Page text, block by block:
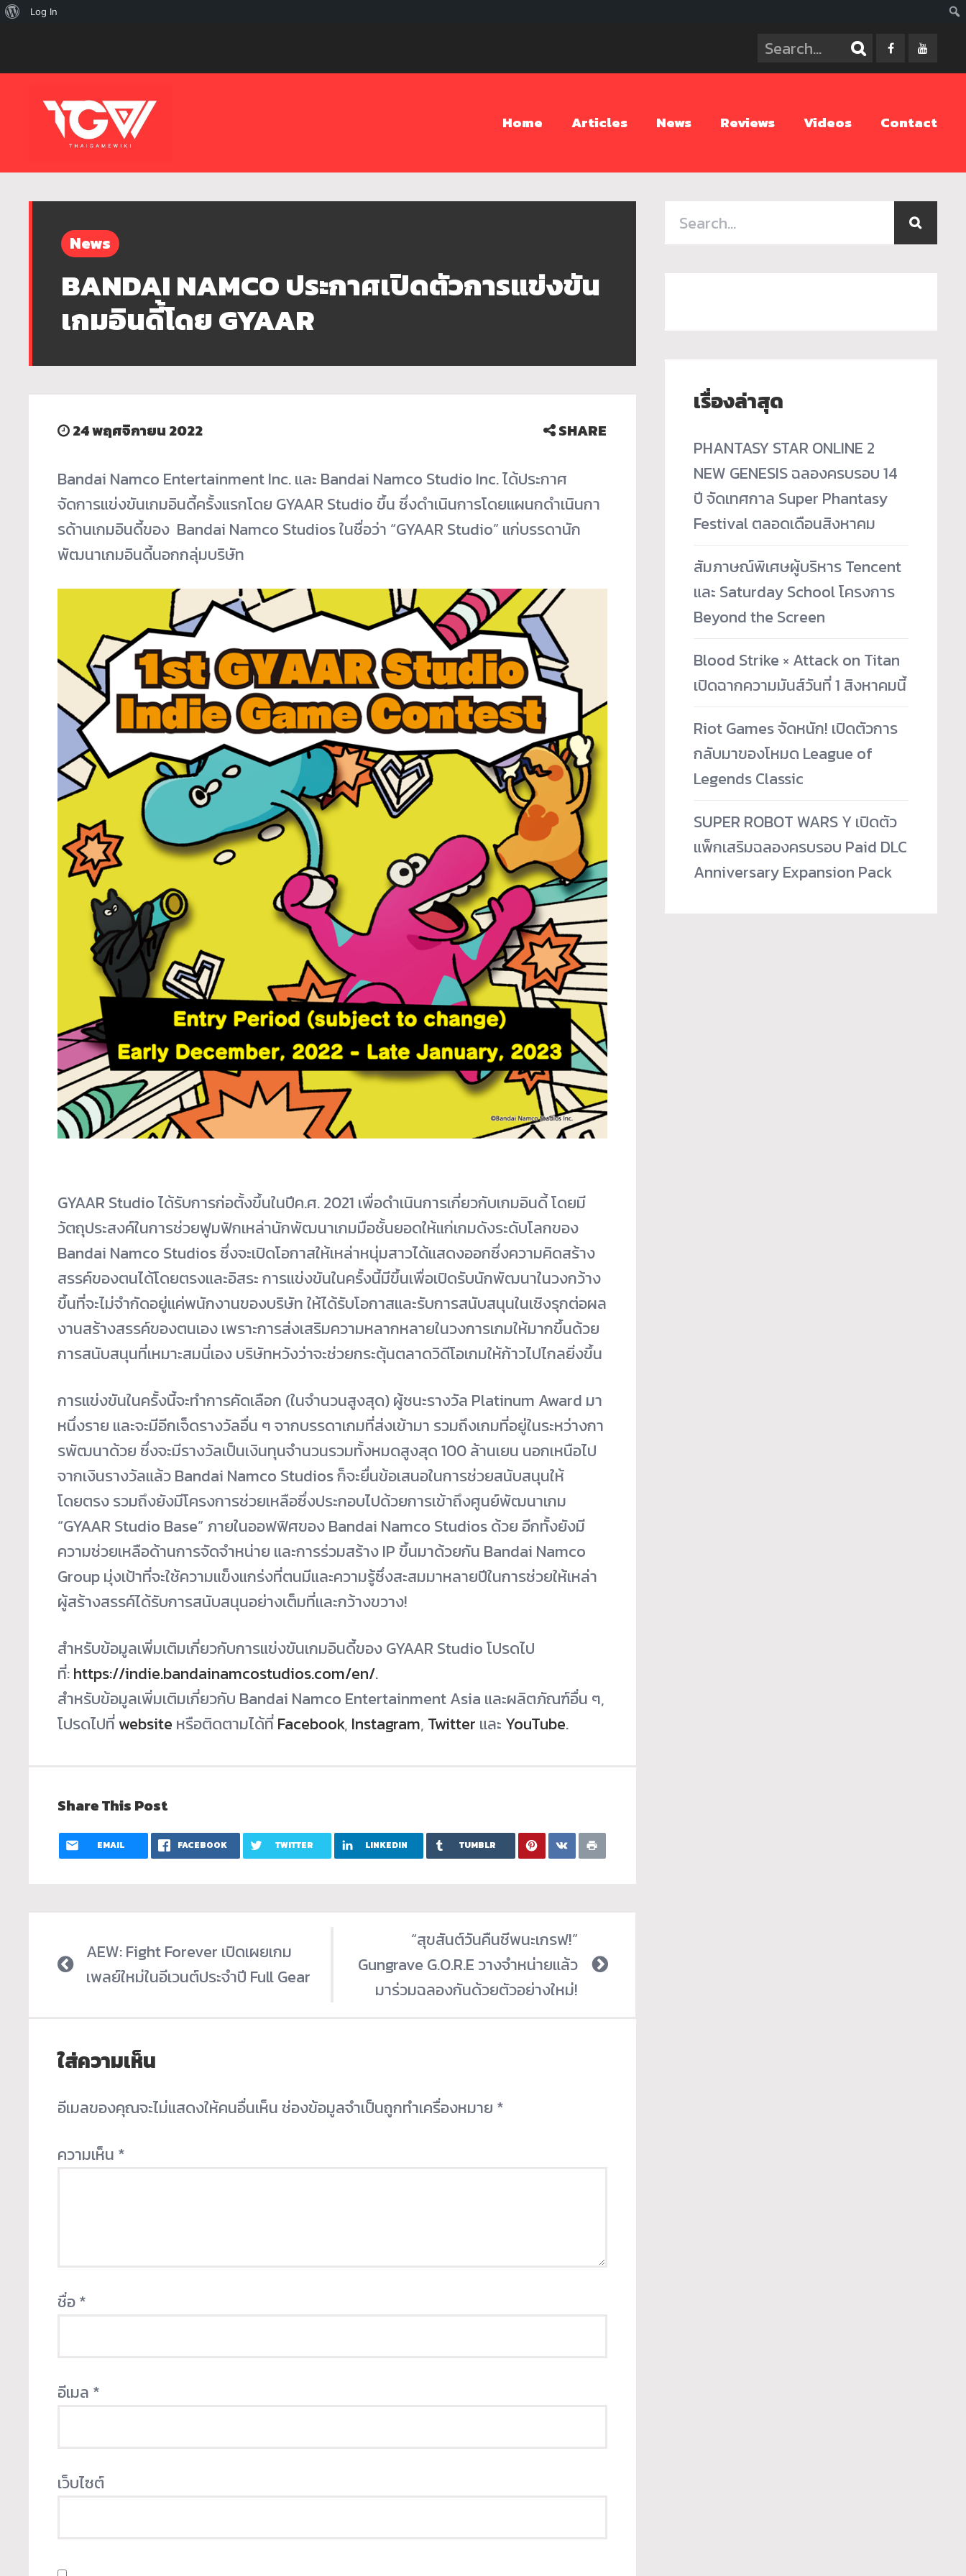
Home Articles News Reviews Videos Contact
News
BANDAI NAMCO ประกาศเปิดตัวการแข่งขัน
เกมอินดี้โดย GYAAR
24 พฤศจิกายน 2022 SHARE
Bandai Namco Entertainment Inc. และ Bandai Namco Studio Inc. ได้ประกาศ
จัดการแข่งขันเกมอินดี้ครั้งแรกโดย GYAAR Studio ขึ้น ซึ่งดำเนินการโดยแผนกดำเนินกา
รด้านเกมอินดี้ของ Bandai Namco Studios ในชื่อว่า “GYAAR Studio” แก่บรรดานัก
พัฒนาเกมอินดี้นอกกลุ่มบริษัท
GYAAR Studio ได้รับการก่อตั้งขึ้นในปีค.ศ. 2021 เพื่อดำเนินการเกี่ยวกับเกมอินดี้ โดยมี
วัตถุประสงค์ในการช่วยฟูมฟักเหล่านักพัฒนาเกมมือชั้นยอดให้แก่เกมดังระดับโลกของ
Bandai Namco Studios ซึ่งจะเปิดโอกาสให้เหล่าหนุ่มสาวได้แสดงออกซึ่งความคิดสร้าง
สรรค์ของตนได้โดยตรงและอิสระ การแข่งขันในครั้งนี้มีขึ้นเพื่อเปิดรับนักพัฒนาในวงกว้าง
ขึ้นที่จะไม่จำกัดอยู่แค่พนักงานของบริษัท ให้ได้รับโอกาสและรับการสนับสนุนในเชิงรุกต่อผล
งานสร้างสรรค์ของตนเอง เพราะการส่งเสริมความหลากหลายในวงการเกมให้มากขึ้นด้วย
การสนับสนุนที่เหมาะสมนี่เอง บริษัทหวังว่าจะช่วยกระตุ้นตลาดวิดีโอเกมให้ก้าวไปไกลยิ่งขึ้น
การแข่งขันในครั้งนี้จะทำการคัดเลือก (ในจำนวนสูงสุด) ผู้ชนะรางวัล Platinum Award มา
หนึ่งราย และจะมีอีกเจ็ดรางวัลอื่น ๆ จากบรรดาเกมที่ส่งเข้ามา รวมถึงเกมที่อยู่ในระหว่างกา
รพัฒนาด้วย ซึ่งจะมีรางวัลเป็นเงินทุนจำนวนรวมทั้งหมดสูงสุด 100 ล้านเยน นอกเหนือไป
จากเงินรางวัลแล้ว Bandai Namco Studios ก็จะยื่นข้อเสนอในการช่วยสนับสนุนให้
โดยตรง รวมถึงยังมีโครงการช่วยเหลือซึ่งประกอบไปด้วยการเข้าถึงศูนย์พัฒนาเกม
“GYAAR Studio Base” ภายในออฟฟิศของ Bandai Namco Studios ด้วย อีกทั้งยังมี
ความช่วยเหลือด้านการจัดจำหน่าย และการร่วมสร้าง IP ขึ้นมาด้วยกัน Bandai Namco
Group มุ่งเป้าที่จะใช้ความแข็งแกร่งที่ตนมีและความรู้ซึ่งสะสมมาหลายปีในการช่วยให้เหล่า
ผู้สร้างสรรค์ได้รับการสนับสนุนอย่างเต็มที่และกว้างขวาง!
สำหรับข้อมูลเพิ่มเติมเกี่ยวกับการแข่งขันเกมอินดี้ของ GYAAR Studio โปรดไป
ที่:https://indie.bandainamcostudios.com/en/.
สำหรับข้อมูลเพิ่มเติมเกี่ยวกับ Bandai Namco Entertainment Asia และผลิตภัณฑ์อื่น ๆ,
โปรดไปที่website หรือติดตามได้ที่Facebook, Instagram, Twitter และ YouTube.
Share This Post
EMAIL FACEBOOK TWITTER LINKEDIN TUMBLR
AEW: Fight Forever เปิดเผยเกม
เพลย์ใหม่ในอีเวนต์ประจำปี Full Gear
“สุขสันต์วันคืนชีพนะเกรฟ!”
Gungrave G.O.R.E วางจำหน่ายแล้ว
มาร่วมฉลองกันด้วยตัวอย่างใหม่!
ใส่ความเห็น
อีเมลของคุณจะไม่แสดงให้คนอื่นเห็นช่องข้อมูลจำเป็นถูกทำเครื่องหมาย *
ความเห็น *
ชื่อ*
อีเมล *
เว็บไซต์
เรื่องล่าสุด
PHANTASY STAR ONLINE 2
NEW GENESIS ฉลองครบรอบ 14
ปี จัดเทศกาล Super Phantasy
Festival ตลอดเดือนสิงหาคม
สัมภาษณ์พิเศษผู้บริหาร Tencent
และ Saturday School โครงการ
Beyond the Screen
Blood Strike × Attack on Titan
เปิดฉากความมันส์วันที่ 1 สิงหาคมนี้
Riot Games จัดหนัก! เปิดตัวการ
กลับมาของโหมด League of
Legends Classic
SUPER ROBOT WARS Y เปิดตัว
แพ็กเสริมฉลองครบรอบ Paid DLC
Anniversary Expansion Pack
เกี่ยวLog In